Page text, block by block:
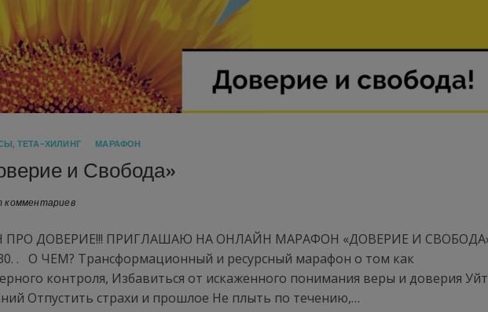
, ТЕТА-ХИЛИНГ МАРАФОН
и Свобода»
комментариев
ДОВЕРИЕ!!! ПРИГЛАШАЮ НА ОНЛАЙН МАРАФОН «ДОВЕРИЕ И
. О ЧЕМ? Трансформационный и ресурсный марафон о том как
контроля, Избавиться от искаженного понимания веры и доверия
Отпустить страхи и прошлое Не плыть по течению,…